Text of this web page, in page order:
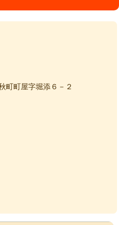
町町屋字堀添６－２